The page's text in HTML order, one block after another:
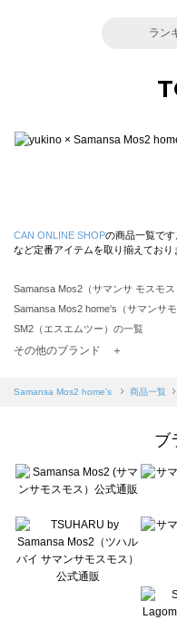
ラン
CAN ONLINE SHOPの商品一覧です
など定番アイテムを取り揃えており
Samansa Mos2（サマンサ モスモ
Samansa Mos2 home's（サマンサ
SM2（エスエムツー）の一覧
TSUHARU by Samansa Mos2（ツ
Samansa Mos2 blue（サマンサモス
Te chichi（テチチ）の一覧
Te chichi CLASSIC（テチチ クラシ
Lugnoncure（ルノンキュール）の
BETTY'S BLUE（べティーズブルー
Wpc.（ワールドパーティー）の一覧
その他のブランド ＋
Samansa Mos2 home's 商品一覧
ブ